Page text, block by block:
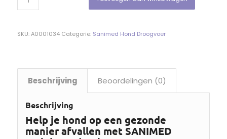
SKU:A0001034 Categorie: Sanimed Hond Droogvoer
Beschrijving Beoordelingen (0)
Beschrijving
Help je hond op een gezonde
manier afvallen met SANIMED